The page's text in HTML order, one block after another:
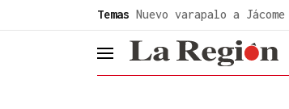
Temas Nuevo varapalo a Jácome
header.menu.open